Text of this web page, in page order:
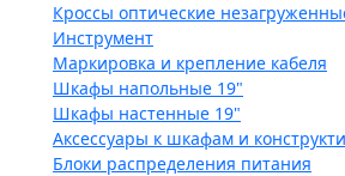
Кроссы оптические
Инструмент
Маркировка и крепление кабеля
Шкафы напольные 19"
Шкафы настенные 19"
Аксессуары к шкафам и
Блоки распределения питания